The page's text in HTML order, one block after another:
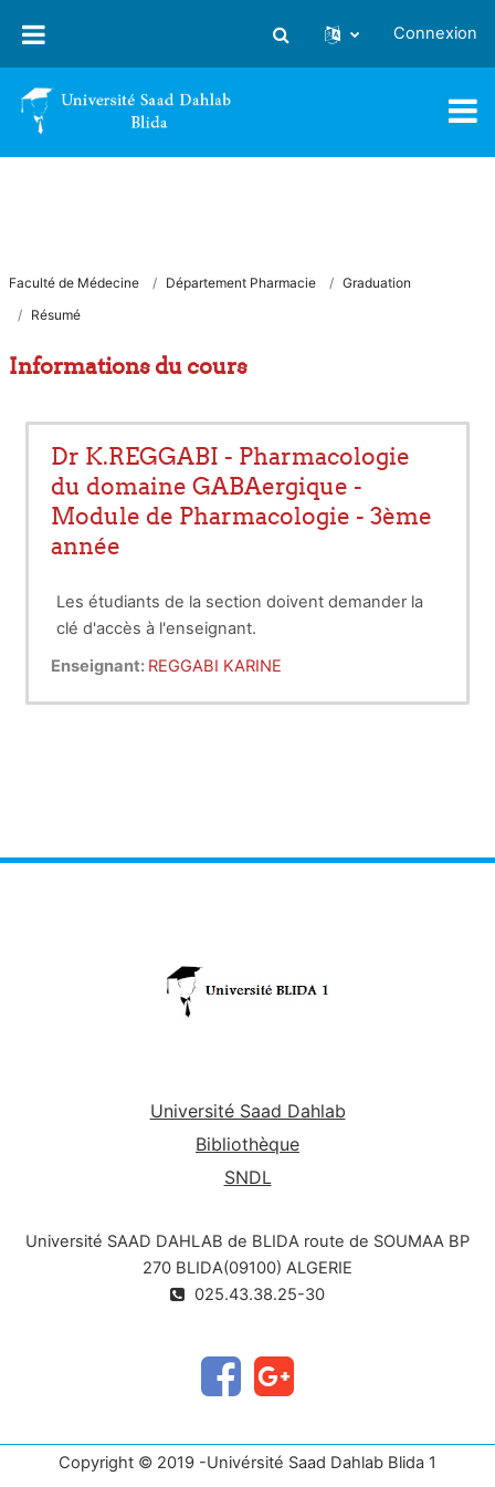
Activer/désactiver la saisie
Connexion
Faculté de Médecine Département Pharmacie
Graduation
Résumé
Informations du cours
Dr K.REGGABI - Pharmacologie
du domaine GABAergique -
Module de Pharmacologie - 3ème
année
Les étudiants de la section doivent demander la
clé d'accès à l'enseignant.
Enseignant: REGGABI KARINE
Université Saad Dahlab
Bibliothèque
SNDL
Université SAAD DAHLAB de BLIDA route de SOUMAA BP
270 BLIDA(09100) ALGERIE
025.43.38.25-30
Copyright © 2019 -Univérsité Saad Dahlab Blida 1